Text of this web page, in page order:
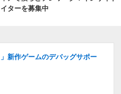
ターを募集中
新作ゲームのデバッグサポー